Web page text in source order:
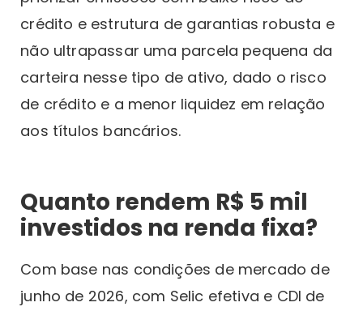
crédito e estrutura de garantias robusta e
não ultrapassar uma parcela pequena da
carteira nesse tipo de ativo, dado o risco
de crédito e a menor liquidez em relação
aos títulos bancários.
Quanto rendem R$ 5 mil
investidos na renda fixa?
Com base nas condições de mercado de
junho de 2026, com Selic efetiva e CDI de